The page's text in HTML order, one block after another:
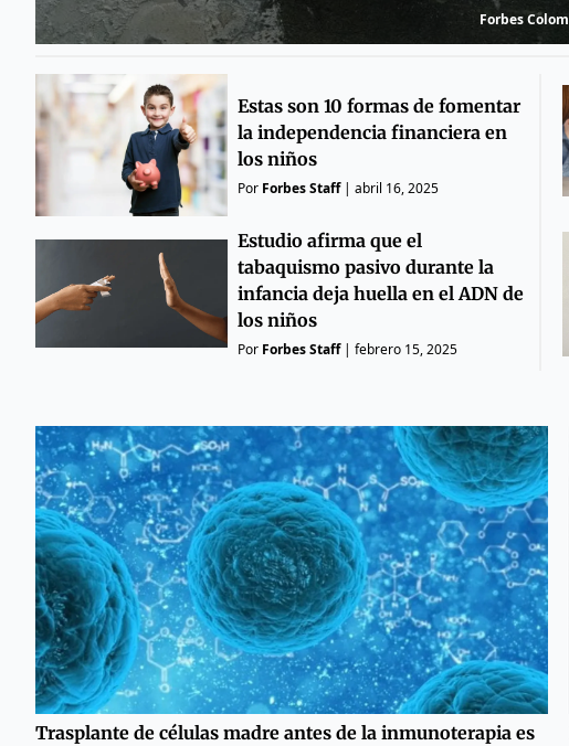
Forbes
Estas son 10 formas de fomentar
la independencia financiera en
los niños
Por Forbes Staff| abril 16, 2025
Estudio afirma que el
tabaquismo pasivo durante la
infancia deja huella en el ADN de
los niños
Por Forbes Staff| febrero 15, 2025
Trasplante de células madre antes de la inmunoterapia es